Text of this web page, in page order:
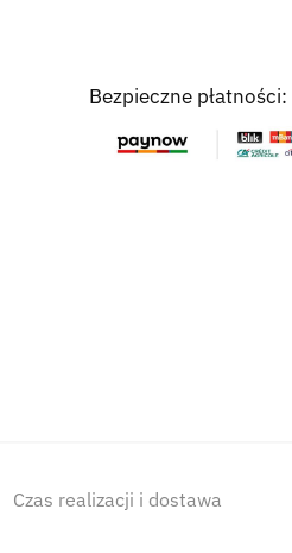
Bezpieczne płatności:
Czas realizacji i dostawa